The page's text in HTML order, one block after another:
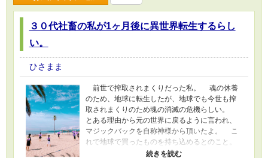
３０代社畜の私が1ヶ月後に異世界転生するらし
い。
ひさまま
前世で搾取されまくりだった私。 魂の休養
のため、地球に転生したが、地球でも今世も搾
取されまくりのため魂の消滅の危機らしい。
とある理由から元の世界に戻るように言われ、
マジックバックを自称神様から頂いたよ。 こ
れで地球で買ったものを持ち込めるとのこと。
やっぱり夢ではないらしい。 取り敢えず、明